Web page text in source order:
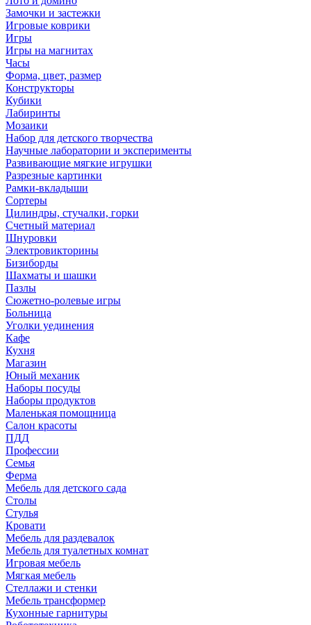
Замочки и застежки
Игровые коврики
Игры
Игры на магнитах
Часы
Форма, цвет, размер
Конструкторы
Кубики
Лабиринты
Мозаики
Набор для детского творчества
Научные лаборатории и эксперименты
Развивающие мягкие игрушки
Разрезные картинки
Рамки-вкладыши
Сортеры
Цилиндры, стучалки, горки
Счетный материал
Шнуровки
Электровикторины
Бизиборды
Шахматы и шашки
Пазлы
Сюжетно-ролевые игры
Больница
Уголки уединения
Кафе
Кухня
Магазин
Юный механик
Наборы посуды
Наборы продуктов
Маленькая помощница
Салон красоты
ПДД
Профессии
Семья
Ферма
Мебель для детского сада
Столы
Cтулья
Кровати
Мебель для раздевалок
Мебель для туалетных комнат
Игровая мебель
Мягкая мебель
Стеллажи и стенки
Мебель трансформер
Кухонные гарнитуры